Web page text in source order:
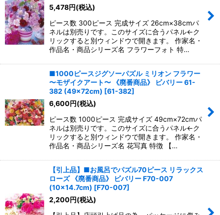
5,478円(税込)
ピース数 300ピース 完成サイズ 26cm×38cmパ
ネルは別売りです。このサイズに合うパネル←ク
リックすると別ウィンドウで開きます。 作家名・
作品名・商品シリーズ名 フラワーフォト 特…
■1000ピースジグソーパズル ミリオン フラワー
〜モザイクアート〜 《廃番商品》 ビバリー 61-
382 (49×72cm) [61-382]
6,600円(税込)
ピース数 1000ピース 完成サイズ 49cm×72cmパ
ネルは別売りです。このサイズに合うパネル←ク
リックすると別ウィンドウで開きます。 作家名・
作品名・商品シリーズ名 花写真 特徴 【…
【引上品】■お風呂でパズル70ピース リラックス
ローズ 《廃番商品》 ビバリー F70-007
(10×14.7cm) [F70-007]
2,200円(税込)